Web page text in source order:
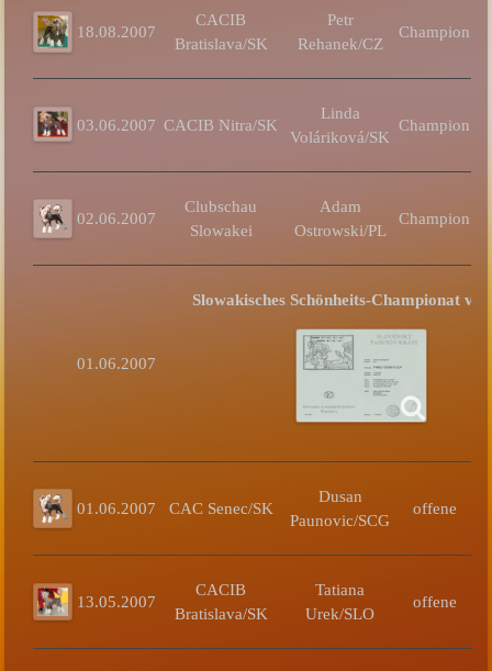
18.08.2007
CACIB
Bratislava/SK
Petr
Rehanek/CZ
Champion
03.06.2007 CACIB Nitra/SK
Linda
Voláriková/SK
Champion
02.06.2007
Clubschau
Slowakei
Adam
Ostrowski/PL
Champion
01.06.2007
Slowakisches Schönheits-Championat
01.06.2007 CAC Senec/SK
Dusan
Paunovic/SCG
offene
13.05.2007
CACIB
Bratislava/SK
Tatiana
Urek/SLO
offene